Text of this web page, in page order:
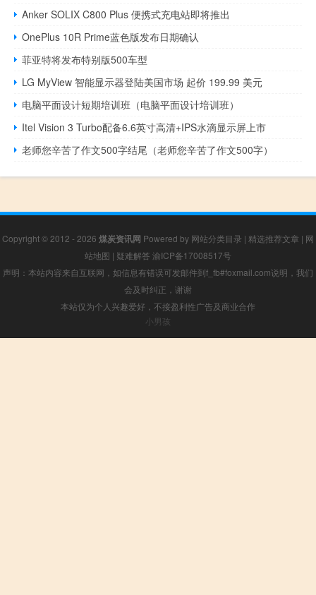
Anker SOLIX C800 Plus 便携式充电站即将推出
OnePlus 10R Prime蓝色版发布日期确认
菲亚特将发布特别版500车型
LG MyView 智能显示器登陆美国市场 起价 199.99 美元
电脑平面设计短期培训班（电脑平面设计培训班）
Itel Vision 3 Turbo配备6.6英寸高清+IPS水滴显示屏上市
老师您辛苦了作文500字结尾（老师您辛苦了作文500字）
Copyright © 2012 - 2026 煤炭资讯网 Powered by 网站分类目录 | 精选推荐文章 | 网
站地图 | 疑难解答 渝ICP备17008517号
声明：本站内容来自互联网，如信息有错误可发邮件到f_fb#foxmail.com说明，我们
会及时纠正，谢谢
本站仅为个人兴趣爱好，不接盈利性广告及商业合作
小男孩